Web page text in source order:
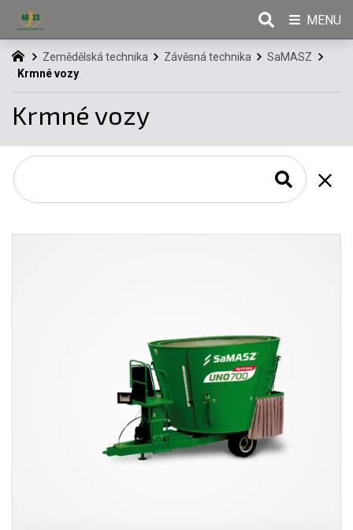
Zemědělská technika Závěsná technika
SaMASZ
Krmné vozy
Krmné vozy
MENU